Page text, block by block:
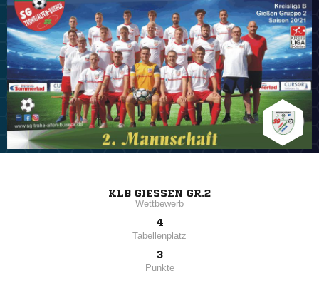
KLB GIESSEN GR.2
Wettbewerb
4
Tabellenplatz
3
Punkte